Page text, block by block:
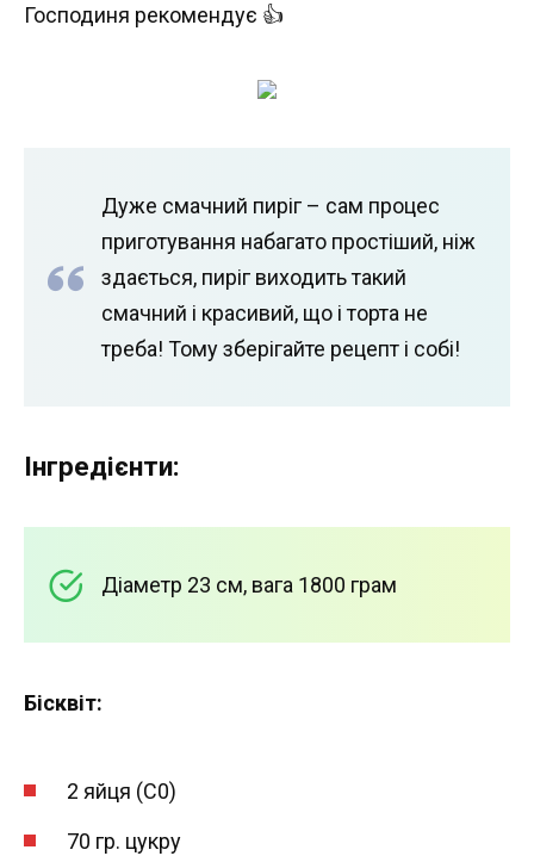
Господиня рекомендує 👍
Дуже смачний пиріг – сам процес
приготування набагато простіший, ніж
здається, пиріг виходить такий
смачний і красивий, що і торта не
треба! Тому зберігайте рецепт і собі!
Інгредієнти:
Діаметр 23 см, вага 1800 грам
Бісквіт:
2 яйця (С0)
70 гр. цукру